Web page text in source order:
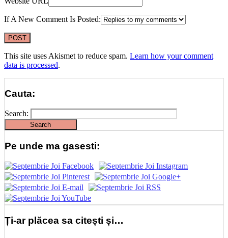
If A New Comment Is Posted:
This site uses Akismet to reduce spam. Learn how your comment
data is processed.
Cauta:
Search:
Pe unde ma gasesti:
Ți-ar plăcea sa citești și…